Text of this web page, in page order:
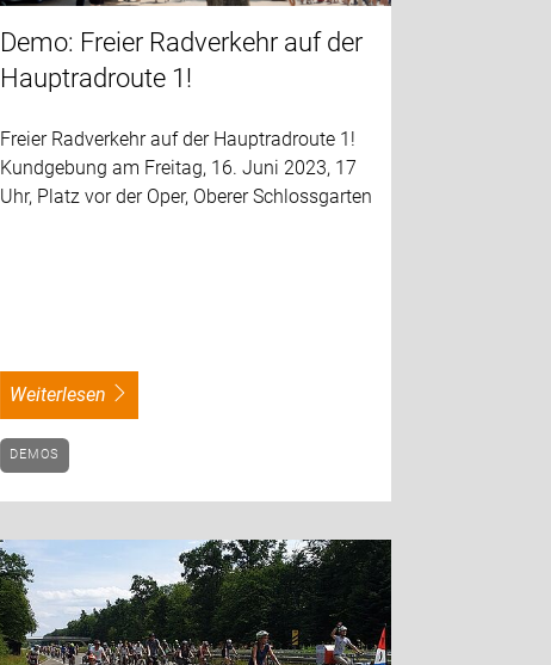
Demo: Freier Radverkehr auf der
Hauptradroute 1!
Freier Radverkehr auf der Hauptradroute 1!
Kundgebung am Freitag, 16. Juni 2023, 17
Uhr, Platz vor der Oper, Oberer Schlossgarten
weiterlesen
DEMOS